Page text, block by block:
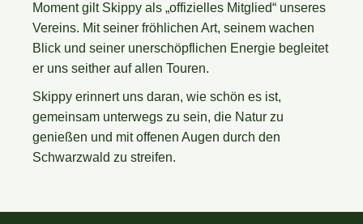
Moment gilt Skippy als „offizielles Mitglied“ unseres
Vereins. Mit seiner fröhlichen Art, seinem wachen
Blick und seiner unerschöpflichen Energie begleitet
er uns seither auf allen Touren.
Skippy erinnert uns daran, wie schön es ist,
gemeinsam unterwegs zu sein, die Natur zu
genießen und mit offenen Augen durch den
Schwarzwald zu streifen.